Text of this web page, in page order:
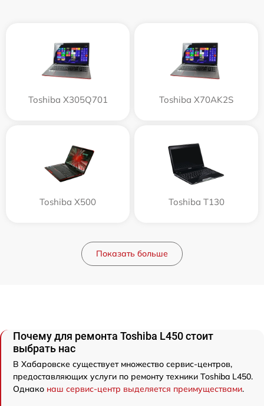
Toshiba X305Q701 Toshiba X70AK2S
Toshiba X500 Toshiba T130
Показать больше
Почему для ремонта Toshiba L450 стоит
выбрать нас
В Хабаровске существует множество сервис-центров,
предоставляющих услуги по ремонту техники Toshiba L450.
Однако наш сервис-центр выделяется преимуществами.